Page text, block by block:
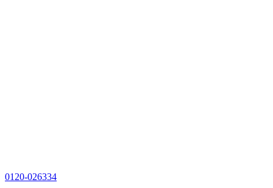
0120-026334